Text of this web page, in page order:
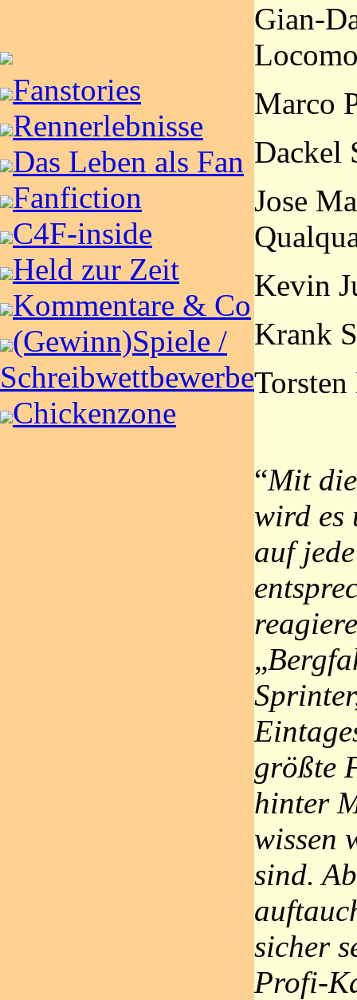
Fanstories
Rennerlebnisse
Das Leben als Fan
Fanfiction
C4F-inside
Held zur Zeit
Kommentare & Co
(Gewinn)Spiele /
Schreibwettbewerbe
Chickenzone
Gian-
Marco
Dackel
Jose
Kevin
Krank
“Mit
wird es
auf
„
größte
hinter
wissen
sind.
sicher
Profi-